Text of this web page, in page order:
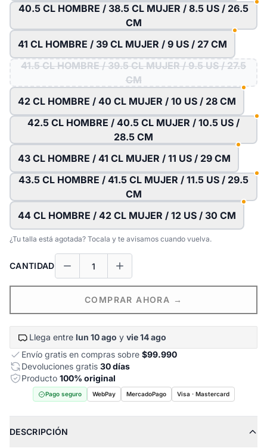
40.5 CL HOMBRE / 38.5 CL MUJER / 8.5 US / 26.5
CM
41 CL HOMBRE / 39 CL MUJER / 9 US / 27 CM
41.5 CL HOMBRE / 39.5 CL MUJER / 9.5 US / 27.5
CM
42 CL HOMBRE / 40 CL MUJER / 10 US / 28 CM
42.5 CL HOMBRE / 40.5 CL MUJER / 10.5 US /
28.5 CM
43 CL HOMBRE / 41 CL MUJER / 11 US / 29 CM
43.5 CL HOMBRE / 41.5 CL MUJER / 11.5 US / 29.5
CM
44 CL HOMBRE / 42 CL MUJER / 12 US / 30 CM
¿Tu talla está agotada? Tocala y te avisamos cuando vuelva.
CANTIDAD
COMPRAR AHORA →
Llega entre lun 10 ago y vie 14 ago
Envío gratis en compras sobre $99.990
Devoluciones gratis 30 días
Producto 100% original
Pago seguro WebPay MercadoPago Visa · Mastercard
DESCRIPCIÓN